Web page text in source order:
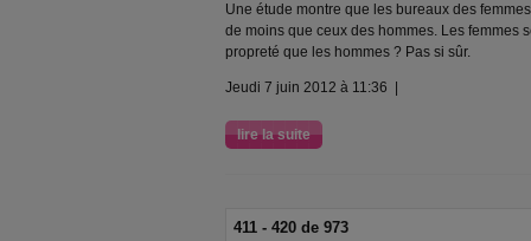
Une étude montre que les bureaux des
de moins que ceux des hommes. Les femmes
propreté que les hommes ? Pas si sûr.
Jeudi 7 juin 2012 à 11:36 |
lire la suite
411 - 420 de 973